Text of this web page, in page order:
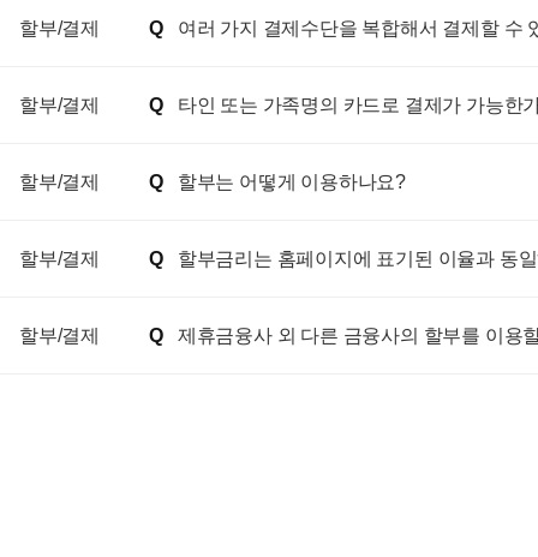
할부/결제 여러 가지 결제수단을 복합해서 결제할 수
할부/결제 타인 또는 가족명의 카드로 결제가 가능한
할부/결제 할부는 어떻게 이용하나요?
할부/결제 할부금리는 홈페이지에 표기된 이율과 동
할부/결제 제휴금융사 외 다른 금융사의 할부를 이용